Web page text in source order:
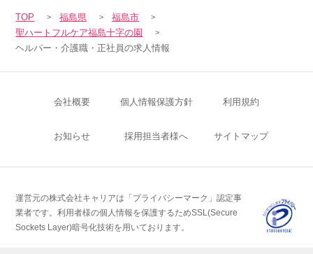
TOP 福島県
福島市
聖ハートフルケア福島十字の園
ヘルパー・介護職・正社員の求人情報
会社概要 個人情報保護方針 利用規約
お知らせ 採用担当者様へ サイトマップ
運営元の株式会社キャリアは「プライバシーマーク」認定事
業者です。利用者様の個人情報を保護するためSSL(Secure
Sockets Layer)暗号化技術を用いております。